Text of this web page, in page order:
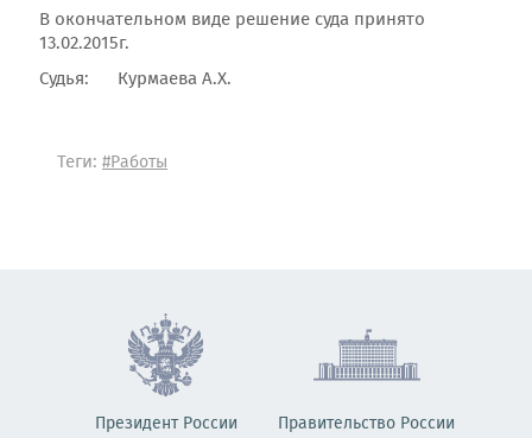
В окончательном виде решение суда принято
13.02.2015г.
Судья: Курмаева А.Х.
Теги: #Работы
Президент России Правительство России